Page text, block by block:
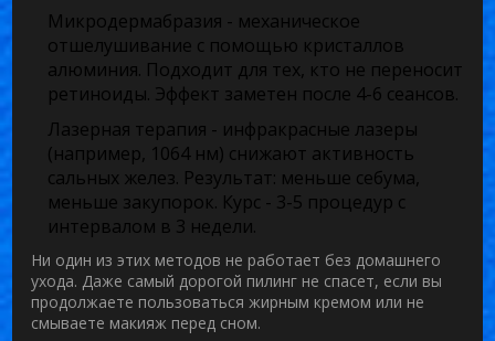
Микродермабразия - механическое
отшелушивание с помощью кристаллов
алюминия. Подходит для тех, кто не переносит
ретиноиды. Эффект заметен после 4-6 сеансов.
Лазерная терапия - инфракрасные лазеры
(например, 1064 нм) снижают активность
сальных желез. Результат: меньше себума,
меньше закупорок. Курс - 3-5 процедур с
интервалом в 3 недели.
Ни один из этих методов не работает без домашнего
ухода. Даже самый дорогой пилинг не спасет, если вы
продолжаете пользоваться жирным кремом или не
смываете макияж перед сном.